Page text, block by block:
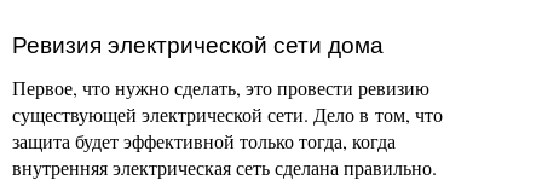
Ревизия электрической сети дома
Первое, что нужно сделать, это провести ревизию
существующей электрической сети. Дело в том, что
защита будет эффективной только тогда, когда
внутренняя электрическая сеть сделана правильно.